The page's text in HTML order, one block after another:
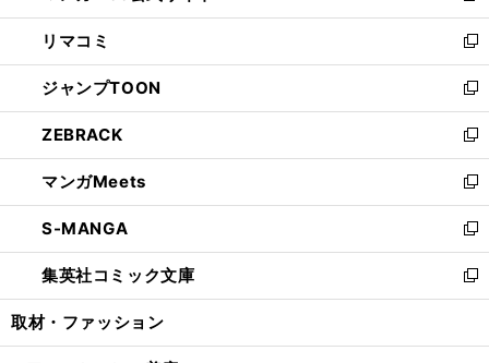
ウ
で
開
く
ン
ド
ウ
で
開
く
ウ
ィ
ン
ド
ウ
で
開
く
し
い
ウ
ィ
ン
ド
ウ
で
開
く
リマコミ
新
し
い
ウ
ィ
ン
ド
ウ
で
開
く
ジャンプTOON
新
し
い
ウ
ィ
ン
ド
ウ
で
開
ZEBRACK
新
し
い
ウ
ィ
ン
ド
ウ
開
マンガMeets
新
し
い
ウ
ィ
ン
ウ
S-MANGA
新
し
い
ウ
ン
集英社コミック文庫
新
し
ウ
取材・ファッション